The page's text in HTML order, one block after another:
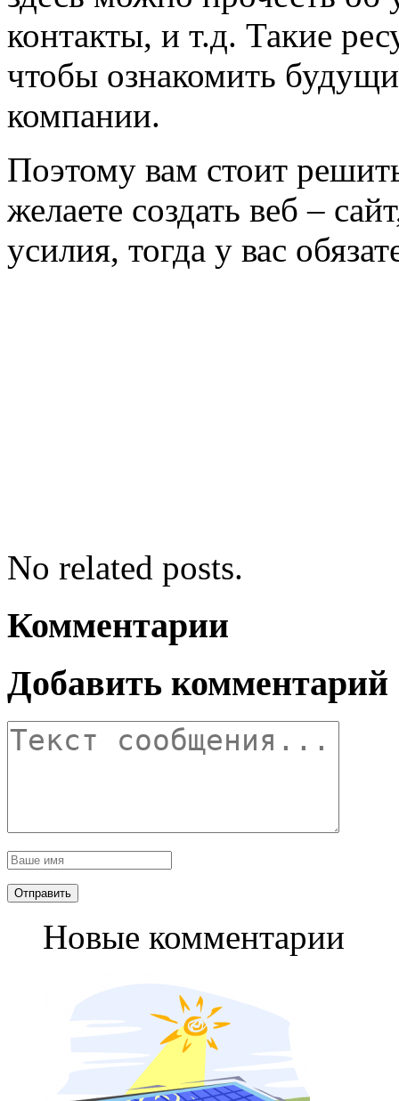
контакты, и т.д. Такие
чтобы ознакомить
компании.
Поэтому вам стоит
желаете создать веб –
усилия, тогда у вас
No related posts.
Комментарии
Добавить комментарий
Новые комментарии